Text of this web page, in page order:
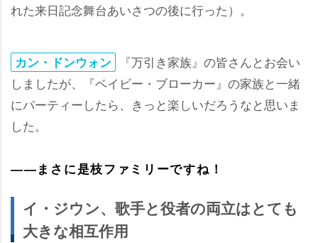
れた来日記念舞台あいさつの後に行った）。
カン・ドンウォン
『万引き家族』の皆さんとお会い
しましたが、『ベイビー・ブローカー』の家族と一緒
にパーティーしたら、きっと楽しいだろうなと思いま
した。
――まさに是枝ファミリーですね！
イ・ジウン、歌手と役者の両立はとても
大きな相互作用